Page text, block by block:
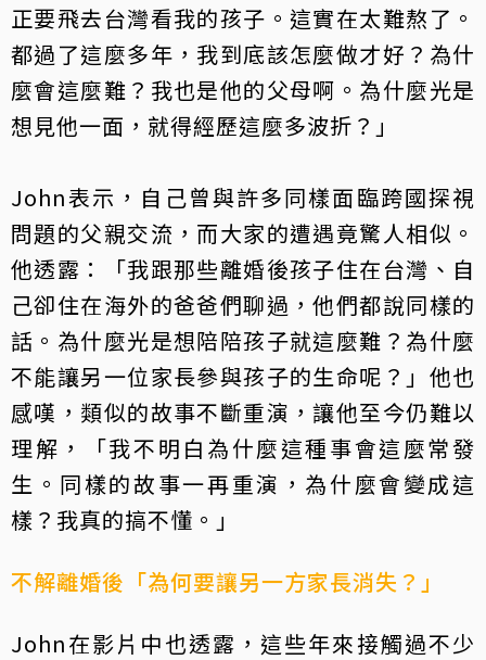
正要飛去台灣看我的孩子。這實在太難熬了。
都過了這麼多年，我到底該怎麼做才好？為什
麼會這麼難？我也是他的父母啊。為什麼光是
想見他一面，就得經歷這麼多波折？」
John表示，自己曾與許多同樣面臨跨國探視
問題的父親交流，而大家的遭遇竟驚人相似。
他透露：「我跟那些離婚後孩子住在台灣、自
己卻住在海外的爸爸們聊過，他們都說同樣的
話。為什麼光是想陪陪孩子就這麼難？為什麼
不能讓另一位家長參與孩子的生命呢？」他也
感嘆，類似的故事不斷重演，讓他至今仍難以
理解，「我不明白為什麼這種事會這麼常發
生。同樣的故事一再重演，為什麼會變成這
樣？我真的搞不懂。」
不解離婚後「為何要讓另一方家長消失？」
John在影片中也透露，這些年來接觸過不少